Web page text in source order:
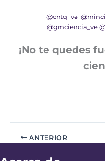
@cntq_ve
@gmciencia_ve
¡No te quedes
ANTERIOR